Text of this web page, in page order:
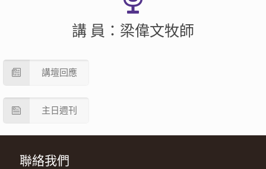
講 員：梁偉文牧師
講壇回應
主日週刊
聯絡我們